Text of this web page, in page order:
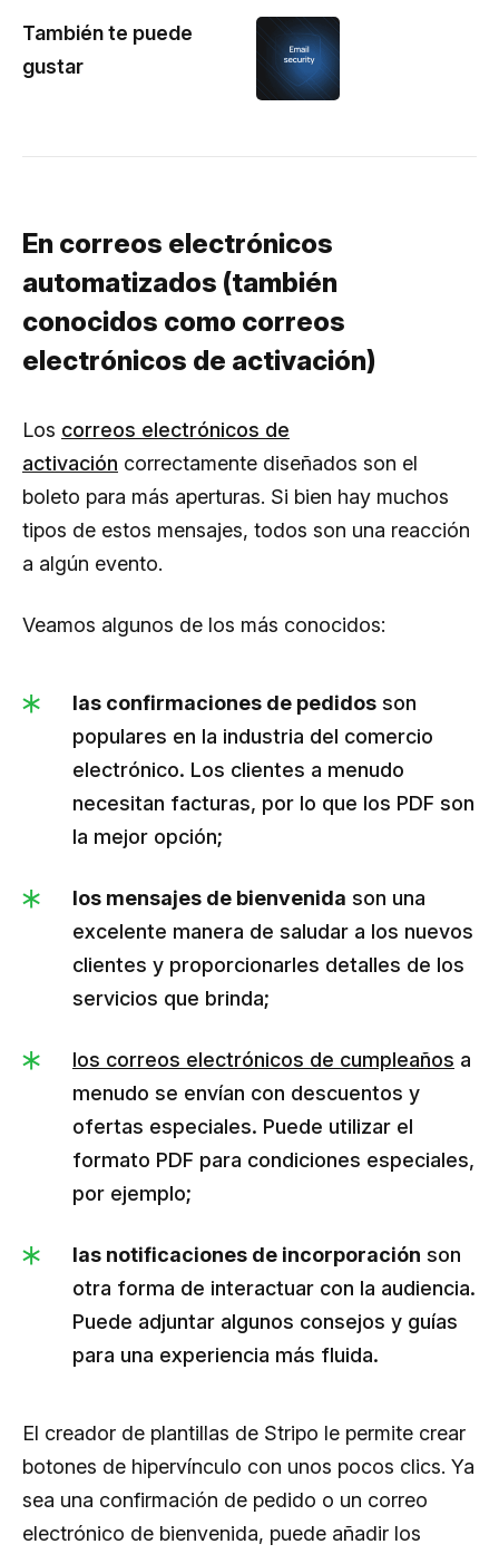
También te puede
gustar
En correos electrónicos
automatizados (también
conocidos como correos
electrónicos de activación)
Los correos electrónicos de
activación correctamente diseñados son el
boleto para más aperturas. Si bien hay muchos
tipos de estos mensajes, todos son una reacción
a algún evento.
Veamos algunos de los más conocidos:
las confirmaciones de pedidos son
populares en la industria del comercio
electrónico. Los clientes a menudo
necesitan facturas, por lo que los PDF son
la mejor opción;
los mensajes de bienvenida son una
excelente manera de saludar a los nuevos
clientes y proporcionarles detalles de los
servicios que brinda;
los correos electrónicos de cumpleaños a
menudo se envían con descuentos y
ofertas especiales. Puede utilizar el
formato PDF para condiciones especiales,
por ejemplo;
las notificaciones de incorporación son
otra forma de interactuar con la audiencia.
Puede adjuntar algunos consejos y guías
para una experiencia más fluida.
El creador de plantillas de Stripo le permite crear
botones de hipervínculo con unos pocos clics. Ya
sea una confirmación de pedido o un correo
electrónico de bienvenida, puede añadir los